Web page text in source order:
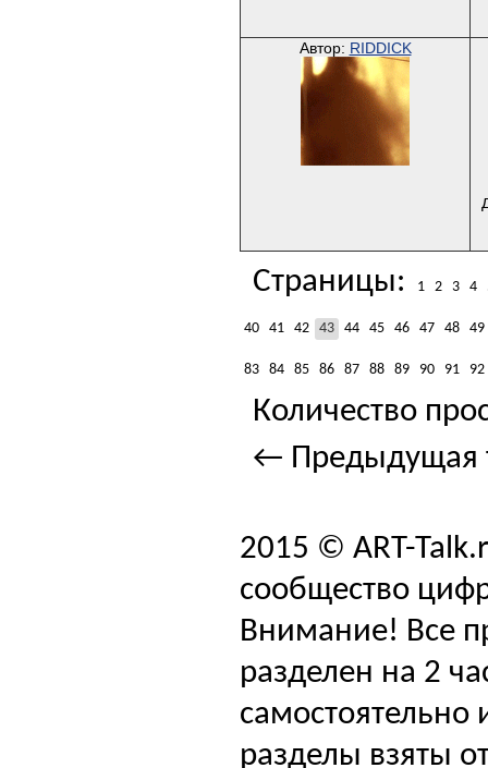
Автор: RIDDICK
Страницы: 1 2 3 4
40 41 42 43 44 45 46 47 48 49
83 84 85 86 87 88 89 90 91 92
Количество
← Предыдущая
2015 © ART-
сообщество
Внимание! Все
разделен на 2
самостоятельно
разделы взяты